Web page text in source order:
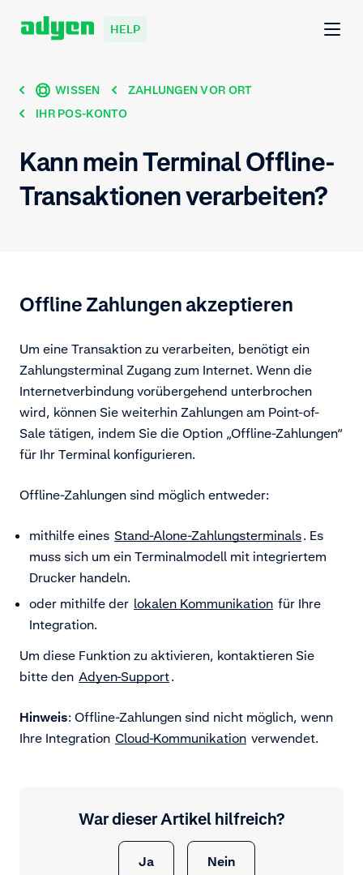
HELP
WISSEN
ZAHLUNGEN VOR ORT
IHR POS-KONTO
Kann mein Terminal Offline-
Transaktionen verarbeiten?
Offline Zahlungen akzeptieren
Um eine Transaktion zu verarbeiten, benötigt ein
Zahlungsterminal Zugang zum Internet. Wenn die
Internetverbindung vorübergehend unterbrochen
wird, können Sie weiterhin Zahlungen am Point-of-
Sale tätigen, indem Sie die Option „Offline-Zahlungen“
für Ihr Terminal konfigurieren.
Offline-Zahlungen sind möglich entweder:
mithilfe eines Stand-Alone-Zahlungsterminals. Es
muss sich um ein Terminalmodell mit integriertem
Drucker handeln.
oder mithilfe der lokalen Kommunikation für Ihre
Integration.
Um diese Funktion zu aktivieren, kontaktieren Sie
bitte den Adyen-Support.
Hinweis: Offline-Zahlungen sind nicht möglich, wenn
Ihre Integration Cloud-Kommunikation verwendet.
War dieser Artikel hilfreich?
Ja Nein